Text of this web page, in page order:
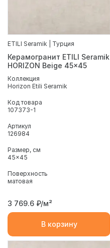
ETILI Seramik | Турция
Керамогранит ETILI Seramik
HORIZON Beige 45x45
Коллекция
Horizon Etili Seramik
Код товара
107373-1
Артикул
126984
Размер, см
45x45
Поверхность
матовая
3 769.6 ₽/м²
В корзину